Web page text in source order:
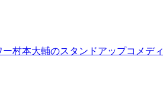
村本大輔のスタンドアップコメディ